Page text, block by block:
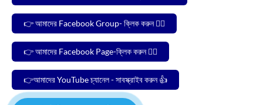
👉 আমাদের Facebook Group- ক্লিক করুন 🙋‍♂️
👉 আমাদের Facebook Page-ক্লিক করুন 🙋‍♂️
👉আমাদের YouTube চ্যানেল - সাবস্ক্রাইব করুন 👍